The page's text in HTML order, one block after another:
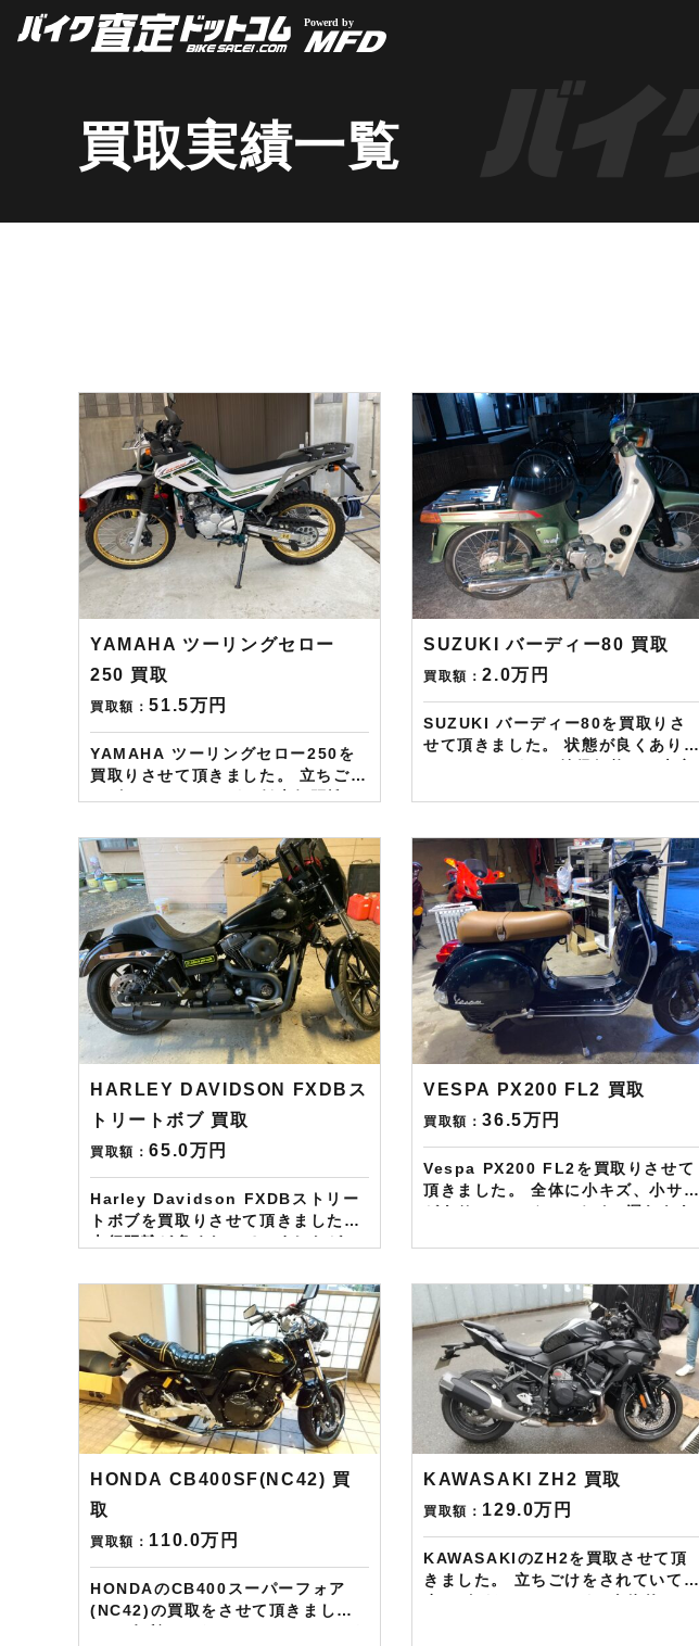
買取実績一覧
YAMAHA ツーリングセロー
250 買取
買取額：51.5万円
YAMAHA ツーリングセロー250を
買取りさせて頂きました。 立ちごけ
キズはありましたが、低走行距離で
格にて査定させて頂きました。
——————– 現在LINE・HP・
FB・Instagramからご依頼のお客
様にAmazonギフトカード１万分を
進呈しております！ さらに特典とし
て↓↓↓ 現在バイク査定ドットコムで
はキャンペーンとして次回Amazon
ギフトカード1万円分が必ずもらえ
るスペシャルカードを贈呈中です。
2台目から半永続的に使えますし何
とご紹介頂いても適用となります。
無事成約しましたらAmazonギフト
㏄以下の原付は除く。皆様のご用命
お待ちしております！！！
SUZUKI バーディー80 買取
買取額：2.0万円
SUZUKI バーディー80を買取りさ
せて頂きました。 状態が良くありま
トカード１万分を進呈しておりま
す！ さらに特典として↓↓↓ 現在バイ
ク査定ドットコムではキャンペーン
として次回Amazonギフトカード1
万円分が必ずもらえるスペシャルカ
ードを贈呈中です。2台目から半永
続的に使えますし何とご紹介頂いて
も適用となります。無事成約しまし
たらAmazonギフト券を贈呈致しま
す！！！ ※但し50㏄以下の原付は
ます！！！
HARLEY DAVIDSON FXDBス
トリートボブ 買取
買取額：65.0万円
Harley Davidson FXDBストリー
トボブを買取りさせて頂きました。
価格にて査定させて頂きました。
——————– 現在LINE・HP・
FB・Instagramからご依頼のお客
様にAmazonギフトカード１万分を
進呈しております！ さらに特典とし
て↓↓↓ 現在バイク査定ドットコムで
はキャンペーンとして次回Amazon
ギフトカード1万円分が必ずもらえ
2台目から半永続的に使えますし何
とご紹介頂いても適用となります。
券を贈呈致します！！！ ※但し50
㏄以下の原付は除く。皆様のご用命
お待ちしております！！！
VESPA PX200 FL2 買取
買取額：36.5万円
Vespa PX200 FL2を買取りさせて
頂きました。 全体に小キズ、小サビ
——————– 現在LINE・HP・
FB・Instagramからご依頼のお客
様にAmazonギフトカード１万分を
進呈しております！ さらに特典とし
て↓↓↓ 現在バイク査定ドットコムで
はキャンペーンとして次回Amazon
ギフトカード1万円分が必ずもらえ
るスペシャルカードを贈呈中です。
2台目から半永続的に使えますし何
無事成約しましたらAmazonギフト
券を贈呈致します！！！ ※但し50
㏄以下の原付は除く。皆様のご用命
お待ちしております！！！
HONDA CB400SF(NC42) 買
取
買取額： 110.0万円
HONDAのCB400スーパーフォア
(NC42)の買取をさせて頂きまし
KAWASAKI ZH2 買取
買取額： 129.0万円
KAWASAKIのZH2を買取させて頂
きました。 立ちごけをされていて多